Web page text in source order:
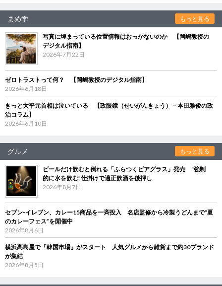
まめ学 もっと見る
写真に埋まっている位置情報はおっかないのか 【岡嶋教授の
デジタル指南】
2026年7月22日
ゼロトラストって何？ 【岡嶋教授のデジタル指南】
2026年6月18日
きっと大平元首相は泣いている 【政眼鏡（せいがんきょう）－本田雅俊の政
治コラム】
2026年6月10日
グルメ もっと見る
ビールだけ飲むと倒れる「ふらつくビアグラス」発売 “強制
的に水を飲む”仕掛けで適正飲酒を後押し
2026年8月7日
セブン‐イレブン、カレー15商品を一斉投入 名店監修から冷製うどんまで“夏
のカレーフェス”を開催中
2026年8月6日
横浜高島屋で「韓国市場」がスタート 人気グルメから雑貨まで約30ブランド
が集結
2026年8月5日